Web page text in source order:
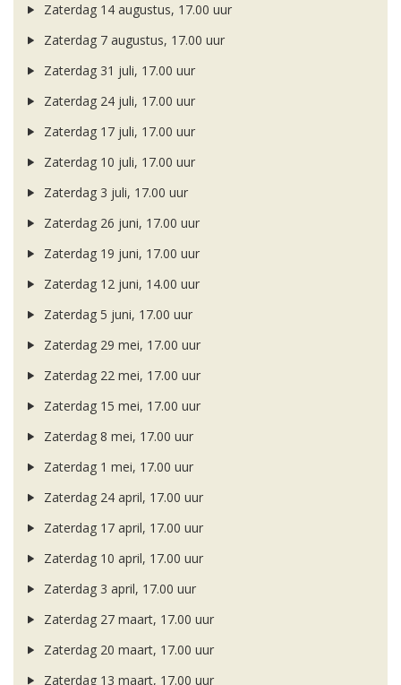
Zaterdag 14 augustus, 17.00 uur
Zaterdag 7 augustus, 17.00 uur
Zaterdag 31 juli, 17.00 uur
Zaterdag 24 juli, 17.00 uur
Zaterdag 17 juli, 17.00 uur
Zaterdag 10 juli, 17.00 uur
Zaterdag 3 juli, 17.00 uur
Zaterdag 26 juni, 17.00 uur
Zaterdag 19 juni, 17.00 uur
Zaterdag 12 juni, 14.00 uur
Zaterdag 5 juni, 17.00 uur
Zaterdag 29 mei, 17.00 uur
Zaterdag 22 mei, 17.00 uur
Zaterdag 15 mei, 17.00 uur
Zaterdag 8 mei, 17.00 uur
Zaterdag 1 mei, 17.00 uur
Zaterdag 24 april, 17.00 uur
Zaterdag 17 april, 17.00 uur
Zaterdag 10 april, 17.00 uur
Zaterdag 3 april, 17.00 uur
Zaterdag 27 maart, 17.00 uur
Zaterdag 20 maart, 17.00 uur
Zaterdag 13 maart, 17.00 uur